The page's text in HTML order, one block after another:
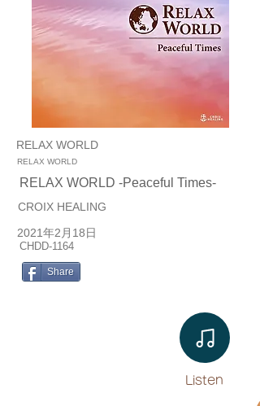
RELAX WORLD
RELAX WORLD
RELAX WORLD -Peaceful Times-
CROIX HEALING
2021年2月18日
CHDD-1164
Share
Listen​